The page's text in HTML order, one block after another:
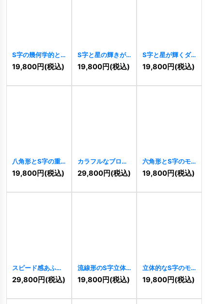
S字の幾何学的と
連結ロゴ [11092 ]
19,800円(税込)
S字と星の輝きが
交差する洗練ロゴ
11050 ]
19,800円(税込)
S字と星が輝くダ
イナミックな成功
ロゴ 11046]
19,800円(税込)
八角形とS字の重
なり合う情熱ロゴ
11034 ]
19,800円(税込)
カラフルなブロッ
クで描くS字のモ
ザイクロゴ
29,800円(税込)
六角形とS字のモ
ダンと連結ロゴ
10397]
19,800円(税込)
スピード感あふれ
るS字の連結ロゴ
10394 ]
29,800円(税込)
流線形のS字立体
ロゴ[10381]
19,800円(税込)
立体的なS字のモ
ダンロゴ[10368]
19,800円(税込)